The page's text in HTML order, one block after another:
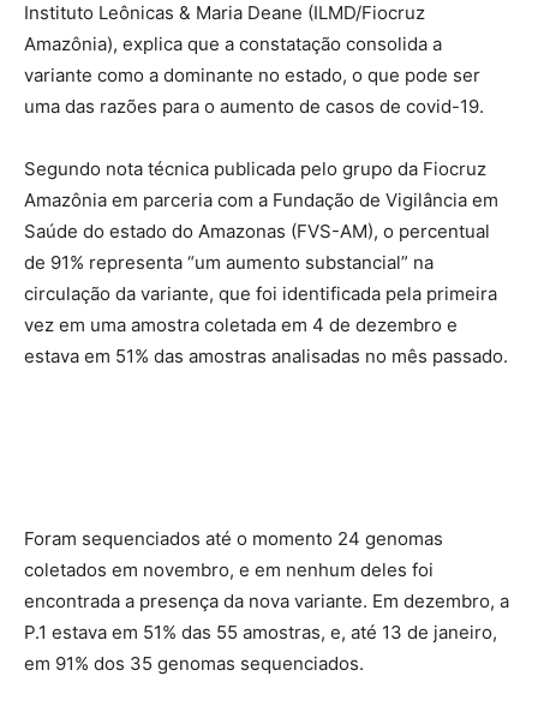
Instituto Leônicas & Maria Deane (ILMD/Fiocruz
Amazônia), explica que a constatação consolida a
variante como a dominante no estado, o que pode ser
uma das razões para o aumento de casos de covid-19.
Segundo nota técnica publicada pelo grupo da Fiocruz
Amazônia em parceria com a Fundação de Vigilância em
Saúde do estado do Amazonas (FVS-AM), o percentual
de 91% representa “um aumento substancial” na
circulação da variante, que foi identificada pela primeira
vez em uma amostra coletada em 4 de dezembro e
estava em 51% das amostras analisadas no mês passado.
Foram sequenciados até o momento 24 genomas
coletados em novembro, e em nenhum deles foi
encontrada a presença da nova variante. Em dezembro, a
P.1 estava em 51% das 55 amostras, e, até 13 de janeiro,
em 91% dos 35 genomas sequenciados.